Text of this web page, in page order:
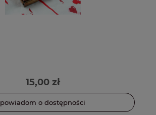
15,00 zł
powiadom o dostępności